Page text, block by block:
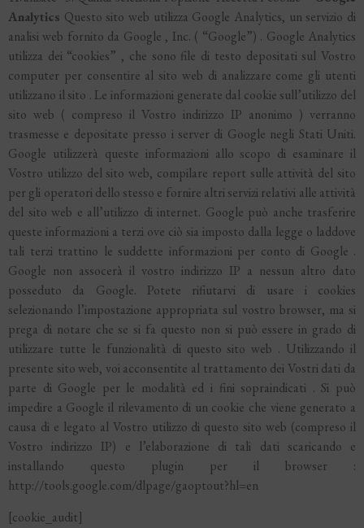
Analytics Questo sito web utilizza Google Analytics, un servizio di
analisi web fornito da Google , Inc. ( “Google”) . Google Analytics
utilizza dei “cookies” , che sono file di testo depositati sul Vostro
computer per consentire al sito web di analizzare come gli utenti
utilizzano il sito . Le informazioni generate dal cookie sull’utilizzo del
sito web ( compreso il Vostro indirizzo IP anonimo ) verranno
trasmesse e depositate presso i server di Google negli Stati Uniti.
Google utilizzerà queste informazioni allo scopo di esaminare il
Vostro utilizzo del sito web, compilare report sulle attività del sito
per gli operatori dello stesso e fornire altri servizi relativi alle attività
del sito web e all’utilizzo di internet. Google può anche trasferire
queste informazioni a terzi ove ciò sia imposto dalla legge o laddove
tali terzi trattino le suddette informazioni per conto di Google .
Google non assocerà il vostro indirizzo IP a nessun altro dato
posseduto da Google. Potete rifiutarvi di usare i cookies
selezionando l’impostazione appropriata sul vostro browser, ma si
prega di notare che se si fa questo non si può essere in grado di
utilizzare tutte le funzionalità di questo sito web . Utilizzando il
presente sito web, voi acconsentite al trattamento dei Vostri dati da
parte di Google per le modalità ed i fini sopraindicati . Si può
impedire a Google il rilevamento di un cookie che viene generato a
causa di e legato al Vostro utilizzo di questo sito web (compreso il
Vostro indirizzo IP) e l’elaborazione di tali dati scaricando e
installando questo plugin per il browser :
http://tools.google.com/dlpage/gaoptout?hl=en
[cookie_audit]